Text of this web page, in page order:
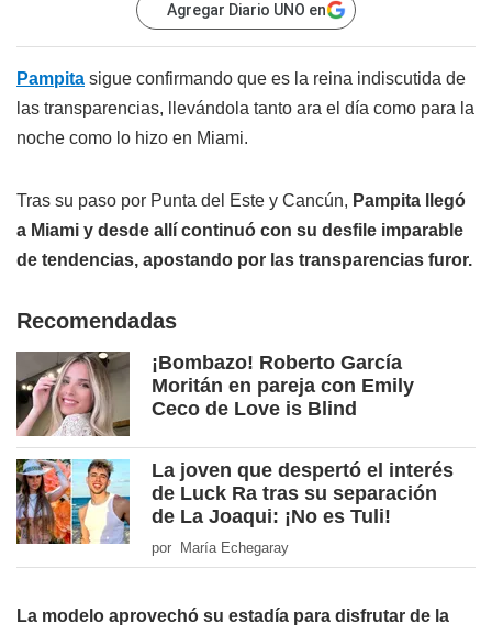
Agregar Diario UNO en
Pampita sigue confirmando que es la reina indiscutida de
las transparencias, llevándola tanto ara el día como para la
noche como lo hizo en Miami.
Tras su paso por Punta del Este y Cancún, Pampita llegó
a Miami y desde allí continuó con su desfile imparable
de tendencias, apostando por las transparencias furor.
Recomendadas
¡Bombazo! Roberto García
Moritán en pareja con Emily
Ceco de Love is Blind
La joven que despertó el interés
de Luck Ra tras su separación
de La Joaqui: ¡No es Tuli!
por María Echegaray
La modelo aprovechó su estadía para disfrutar de la